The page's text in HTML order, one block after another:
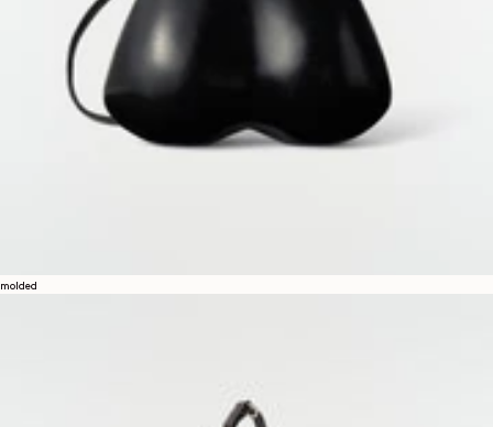
molded